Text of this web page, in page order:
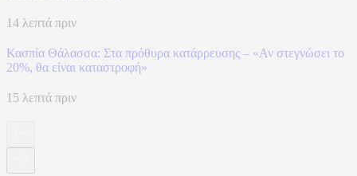
14 λεπτά πριν
Κασπία Θάλασσα: Στα πρόθυρα κατάρρευσης – «Αν στεγνώσει το
20%, θα είναι καταστροφή»
15 λεπτά πριν